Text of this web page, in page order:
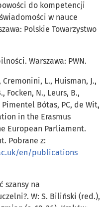
do kompetencji
w nauce
Polskie Towarzystwo
Warszawa: PWN.
L., Huisman, J.,
Focken, N., Leurs, B.,
Bótas, PC, de Wit,
in the Erasmus
European Parliament.
Pobrane z:
en/publications
szansy na
W: S. Biliński (red.),